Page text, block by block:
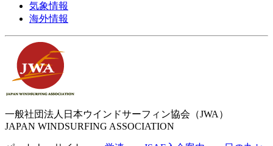
気象情報
海外情報
一般社団法人日本ウインドサーフィン協会（JWA）
JAPAN WINDSURFING ASSOCIATION